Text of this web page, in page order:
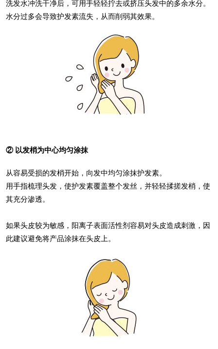
洗发水冲洗干净后，可用手轻轻拧去或挤压头发中的多余水分。
水分过多会导致护发素流失，从而削弱其效果。
② 以发梢为中心均匀涂抹
从容易受损的发梢开始，向发中均匀涂抹护发素。
用手指梳理头发，使护发素覆盖整个发丝，并轻轻揉搓发梢，使
其充分渗透。
如果头皮较为敏感，阳离子表面活性剂容易对头皮造成刺激，因
此建议避免将产品涂抹在头皮上。